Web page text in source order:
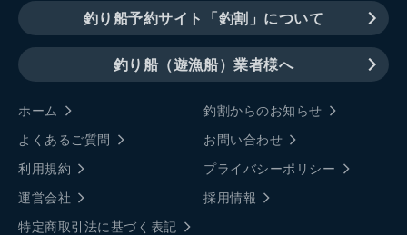
釣り船予約サイト「釣割」について
釣り船（遊漁船）業者様へ
ホーム
釣割からのお知らせ
よくあるご質問
お問い合わせ
利用規約
プライバシーポリシー
運営会社
採用情報
特定商取引法に基づく表記